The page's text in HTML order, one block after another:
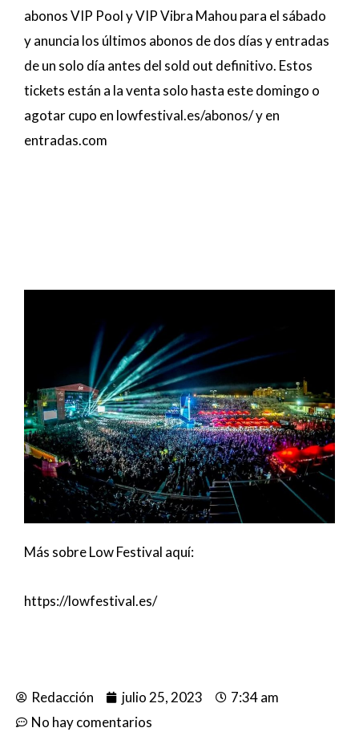
abonos VIP Pool y VIP Vibra Mahou para el sábado
y anuncia los últimos abonos de dos días y entradas
de un solo día antes del sold out definitivo. Estos
tickets están a la venta solo hasta este domingo o
agotar cupo en lowfestival.es/abonos/ y en
entradas.com
Más sobre Low Festival aquí:
https://lowfestival.es/
Redacción julio 25, 2023
7:34 am
No hay comentarios